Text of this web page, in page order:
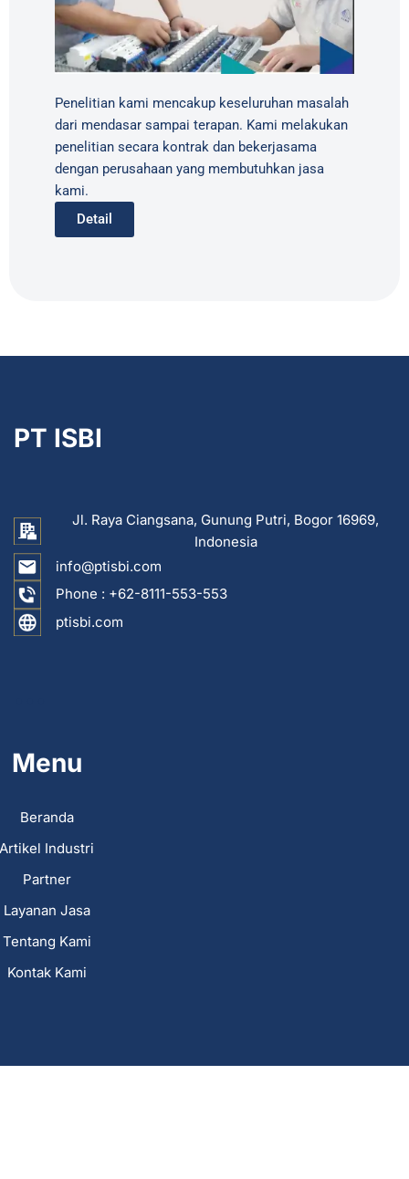
Penelitian kami mencakup keseluruhan masalah
dari mendasar sampai terapan. Kami melakukan
penelitian secara kontrak dan bekerjasama
dengan perusahaan yang membutuhkan jasa
kami.
Detail
PT ISBI
Jl. Raya Ciangsana, Gunung Putri, Bogor 16969,
Indonesia
info@ptisbi.com
Phone : +62-8111-553-553
ptisbi.com
Menu
Beranda
Artikel Industri
Partner
Layanan Jasa
Tentang Kami
Kontak Kami